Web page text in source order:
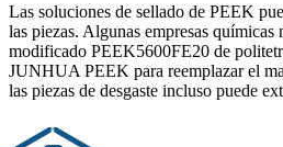
Las soluciones de sellado de PEEK
las piezas. Algunas empresas
modificado PEEK5600FE20 de
JUNHUA PEEK para reemplazar el
las piezas de desgaste incluso puede